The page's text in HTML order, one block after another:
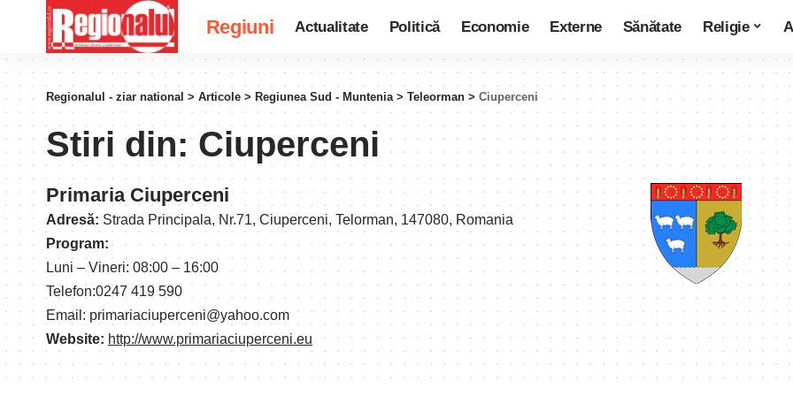
Regiuni Actualitate Politică Economie Externe Sănătate Religie
Regionalul - ziar national > Articole > Regiunea Sud - Muntenia>Teleorman > Ciuperceni
Stiri din:Ciuperceni
Primaria Ciuperceni
Adresă:Strada Principala, Nr.71, Ciuperceni, Telorman, 147080, Romania
Program:
Luni – Vineri: 08:00 – 16:00
Telefon:0247 419 590
Email: primariaciuperceni@yahoo.com
Website: http://www.primariaciuperceni.eu